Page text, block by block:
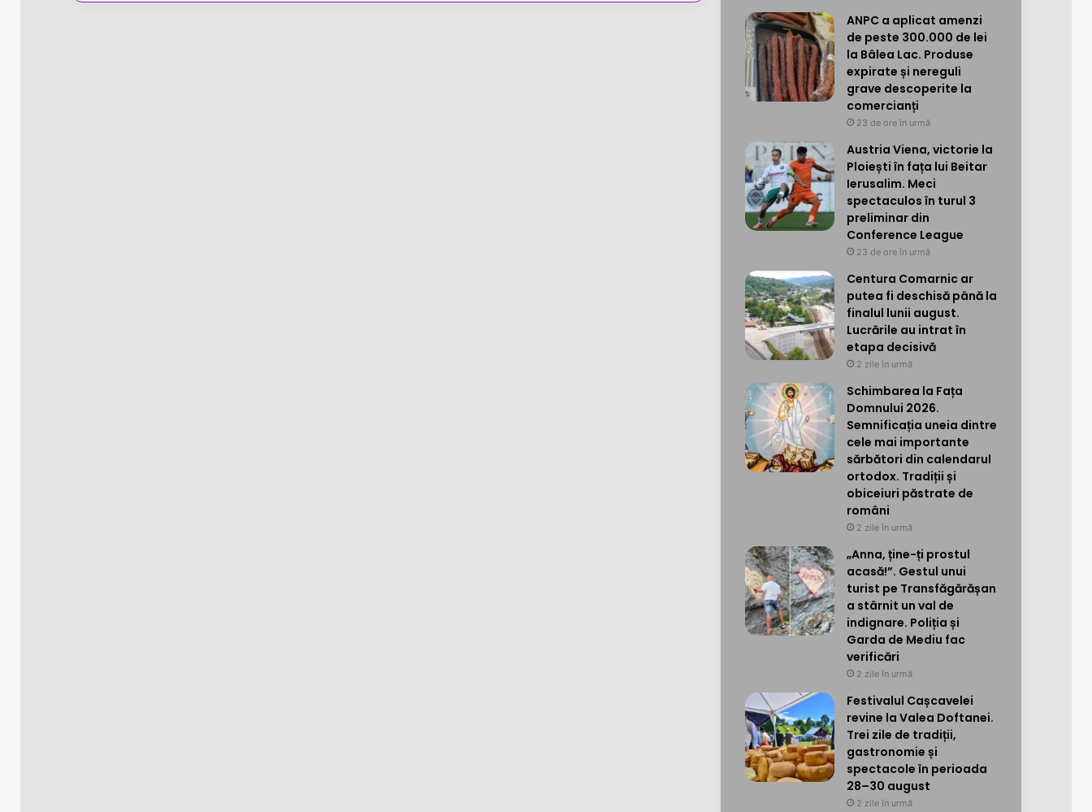
ANPC a aplicat amenzi
de peste 300.000 de lei
la Bâlea Lac. Produse
expirate și nereguli
grave descoperite la
comercianți
23 de ore în urmă
Austria Viena, victorie la
Ploiești în fața lui Beitar
Ierusalim. Meci
spectaculos în turul 3
preliminar din
Conference League
23 de ore în urmă
Centura Comarnic ar
putea fi deschisă până la
finalul lunii august.
Lucrările au intrat în
etapa decisivă
2 zile în urmă
Schimbarea la Fața
Domnului 2026.
Semnificația uneia dintre
cele mai importante
sărbători din calendarul
ortodox. Tradiții și
obiceiuri păstrate de
români
2 zile în urmă
„Anna, ține-ți prostul
acasă!”. Gestul unui
turist pe Transfăgărășan
a stârnit un val de
indignare. Poliția și
Garda de Mediu fac
verificări
2 zile în urmă
Festivalul Cașcavelei
revine la Valea Doftanei.
Trei zile de tradiții,
gastronomie și
spectacole în perioada
28–30 august
2 zile în urmă